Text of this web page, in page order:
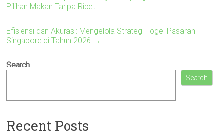
Pilihan Makan Tanpa Ribet
Efisiensi dan Akurasi: Mengelola Strategi Togel Pasaran
Singapore di Tahun 2026 →
Search
Search
Recent Posts